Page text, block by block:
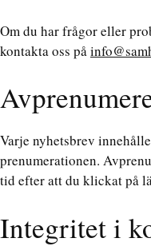
Om du har frågor eller
kontakta oss på
Varje nyhetsbrev
prenumerationen.
tid efter att du klickat på
Integritet i